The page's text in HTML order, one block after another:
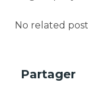
No related
Partager